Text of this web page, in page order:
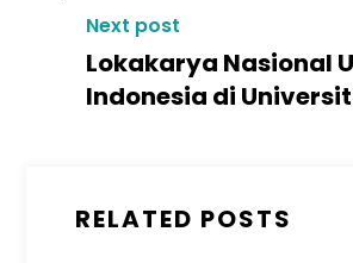
Next post
Lokakarya Nasional
Indonesia di
RELATED POSTS